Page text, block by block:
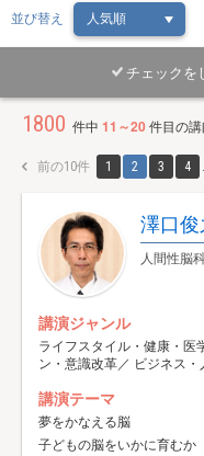
並び替え
チェックを
1800 件中 11～20件目の
前の10件 1 2 3 4
澤口俊
人間性脳
講演ジャンル
ライフスタイル・健康・医
ン・意識改革／ ビジネス
講演テーマ
夢をかなえる脳
子どもの脳をいかに育むか